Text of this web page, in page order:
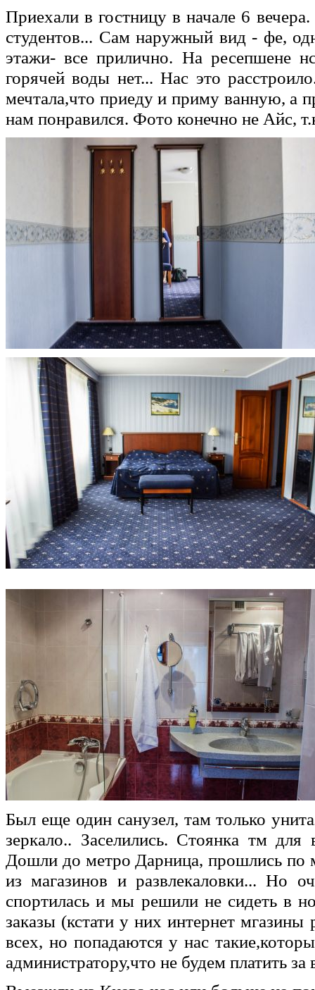
Приехали в гостницу в начале 6
студентов... Сам наружный вид - фе,
этажи- все прилично. На ресепшене
горячей воды нет... Нас это
мечтала,что приеду и приму ванную, а
нам понравился. Фото конечно не Айс,
Был еще один санузел, там только
зеркало.. Заселились. Стоянка тм
Дошли до метро Дарница, прошлись по
из магазинов и развлекаловки... Но
спортилась и мы решили не сидеть в
заказы (кстати у них интернет
всех, но попадаются у нас
администратору,что не будем платить